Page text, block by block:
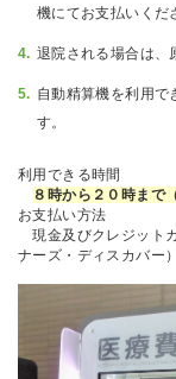
機にてお支払いくだ
退院される場合は、
自動精算機を利用で
す。
利用できる時間
８時から２０時まで
お支払い方法
現金及びクレジット
ナーズ・ディスカバー）